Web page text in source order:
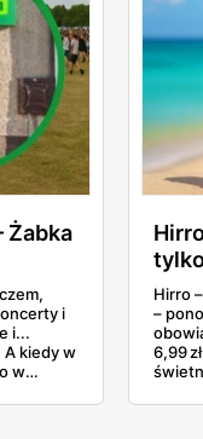
Żabka
i
i...
A kiedy w
w
Hirro
–
6,99